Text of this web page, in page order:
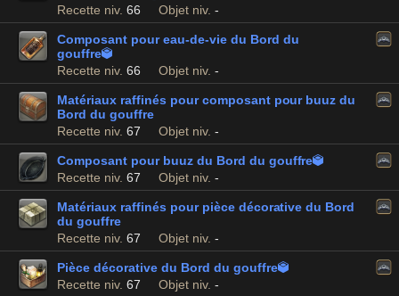
Recette niv. 66 Objet niv. -
Composant pour eau-de-vie du Bord du
gouffre
Recette niv. 66 Objet niv. -
Matériaux raffinés pour composant pour buuz du
Bord du gouffre
Recette niv. 67 Objet niv. -
Composant pour buuz du Bord du gouffre
Recette niv. 67 Objet niv. -
Matériaux raffinés pour pièce décorative du Bord
du gouffre
Recette niv. 67 Objet niv. -
Pièce décorative du Bord du gouffre
Recette niv. 67 Objet niv. -